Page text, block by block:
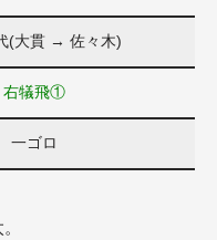
(大貫 → 佐々木)
右犠飛①
一ゴロ